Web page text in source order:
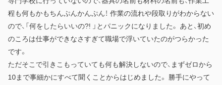
程も何もかもちんぷんかんぷん！ 作業の流れや段取りがわからない
ので、「何をしたらいいの?! 」とパニックになりました。 あと、初め
のころは仕事ができなさすぎて職場で浮いていたのがつらかった
です。
ただそこで引きこもっていても何も解決しないので、まずゼロから
10まで事細かにすべて聞くことからはじめました。 勝手にやって